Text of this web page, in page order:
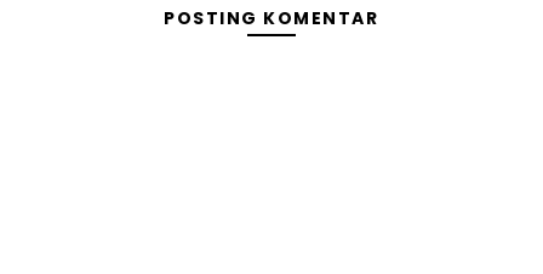
POSTING KOMENTAR